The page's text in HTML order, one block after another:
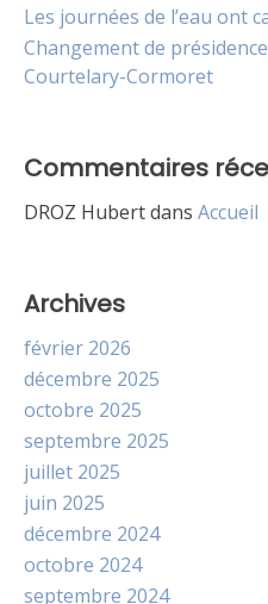
Les journées de l’eau ont
Changement de
Courtelary-Cormoret
Commentaires
DROZ Hubertdans Accueil
Archives
février 2026
décembre 2025
octobre 2025
septembre 2025
juillet 2025
juin 2025
décembre 2024
octobre 2024
septembre 2024